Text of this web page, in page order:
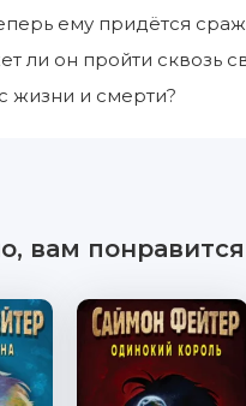
ему придётся
ли он пройти сквозь
жизни и смерти?
вам понравится